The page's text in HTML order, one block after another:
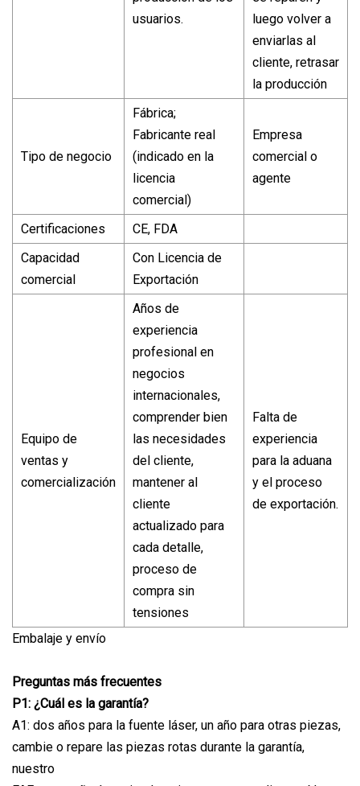
usuarios.
luego volver a
enviarlas al
cliente, retrasar
la producción
Tipo de negocio
Fábrica;
Fabricante real
(indicado en la
licencia
comercial)
Empresa
comercial o
agente
Certificaciones
CE, FDA
Capacidad
comercial
Con Licencia de
Exportación
Equipo de
ventas y
comercialización
Años de
experiencia
profesional en
negocios
internacionales,
comprender bien
las necesidades
del cliente,
mantener al
cliente
actualizado para
cada detalle,
proceso de
compra sin
tensiones
Falta de
experiencia
para la aduana
y el proceso
de exportación.
Embalaje y envío
Preguntas más frecuentes
P1: ¿Cuál es la garantía?
A1: dos años para la fuente láser, un año para otras piezas,
cambie o repare las piezas rotas durante la garantía,
nuestro